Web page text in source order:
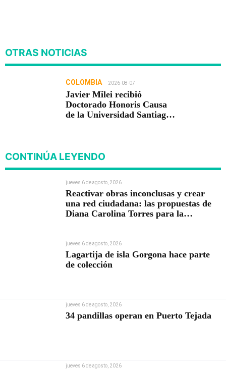
OTRAS NOTICIAS
COLOMBIA 2026-08-07
Javier Milei recibió
Doctorado Honoris Causa
de la Universidad Santiago
CONTINÚA LEYENDO
jueves 6 de agosto, 2026
Reactivar obras inconclusas y crear
una red ciudadana: las propuestas de
Diana Carolina Torres para la
jueves 6 de agosto, 2026
Lagartija de isla Gorgona hace parte
de colección
jueves 6 de agosto, 2026
34 pandillas operan en Puerto Tejada
jueves 6 de agosto, 2026